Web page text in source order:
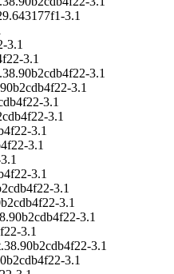
3.1
3.1
3.1
3.1
3.1
3.1
3.1
3.1
3.1
3.1
3.1
3.1
3.1
3.1
3.1
3.1